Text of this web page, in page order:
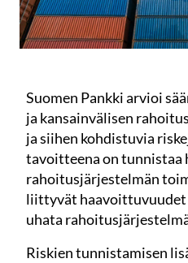
Suomen Pankki arvioi
ja kansainvälisen
ja siihen kohdistuvia
tavoitteena on tunnistaa
rahoitusjärjestelmän
liittyvät
uhata
Riskien tunnistamisen